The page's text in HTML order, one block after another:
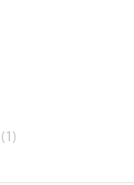
(1)